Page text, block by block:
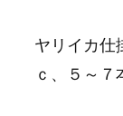
ヤリイカ
ｃ、５～７